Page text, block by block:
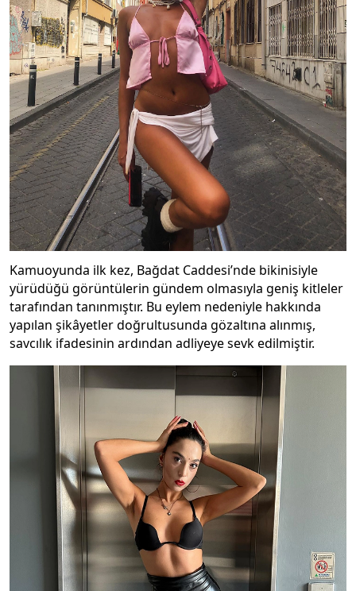
Kamuoyunda ilk kez, Bağdat Caddesi’nde bikinisiyle
yürüdüğü görüntülerin gündem olmasıyla geniş kitleler
tarafından tanınmıştır. Bu eylem nedeniyle hakkında
yapılan şikâyetler doğrultusunda gözaltına alınmış,
savcılık ifadesinin ardından adliyeye sevk edilmiştir.